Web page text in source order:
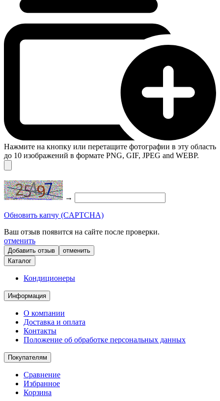
Нажмите на кнопку или перетащите фотографии в эту область
до 10 изображений в формате PNG, GIF, JPEG and WEBP.
→
Обновить капчу (CAPTCHA)
Ваш отзыв появится на сайте после проверки.
отменить
отменить
Каталог
Кондиционеры
Информация
О компании
Доставка и оплата
Контакты
Положение об обработке персональных данных
Покупателям
Сравнение
Избранное
Корзина